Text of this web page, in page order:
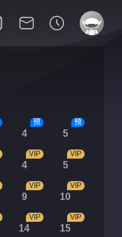
4
预
5
预
4
VIP
5
VIP
9
VIP
10
VIP
14
VIP
15
VIP